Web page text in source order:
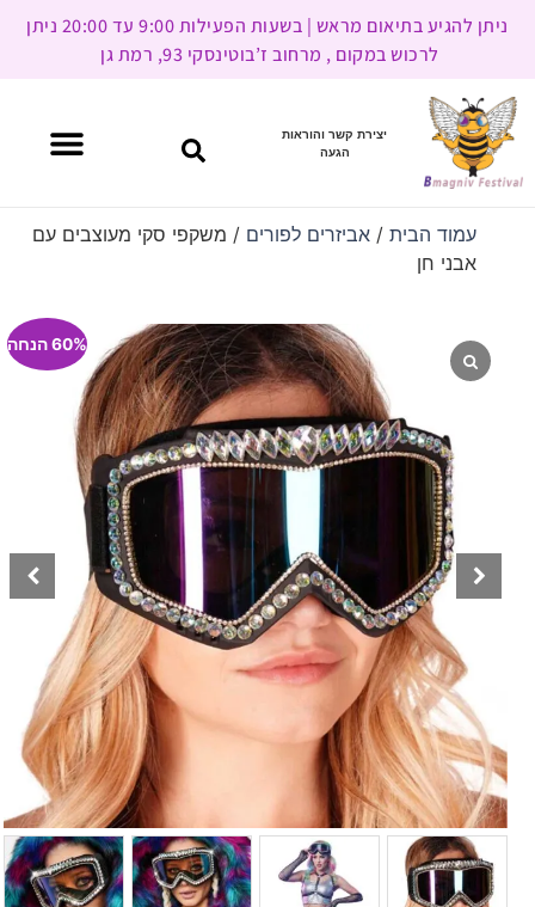
ניתן להגיע בתיאום מראש | בשעות הפעילות 9:00 עד 20:00 ניתן
לרכוש במקום , מרחוב ז’בוטינסקי 93, רמת גן
יצירת קשר והוראות
הגעה
עמוד הבית/ אביזרים לפורים / משקפי סקי מעוצבים עם
אבני חן
60% הנחה